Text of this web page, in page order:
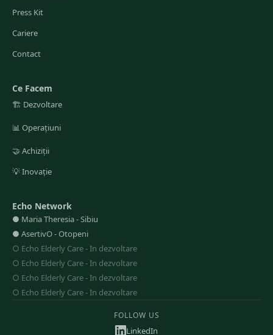
Press Kit
Cariere
Contact
Ce Facem
🏗️ Dezvoltare
📊 Operațiuni
🤝 Achiziții
💡Inovație
Echo Network
● Maria Theresia-Sibiu
● AsertivO-Otopeni
○ Echo Elderly Care-In dezvoltare
○ Echo Elderly Care-In dezvoltare
○ Echo Elderly Care-In dezvoltare
○ Echo Elderly Care-In dezvoltare
FOLLOW US
LinkedIn